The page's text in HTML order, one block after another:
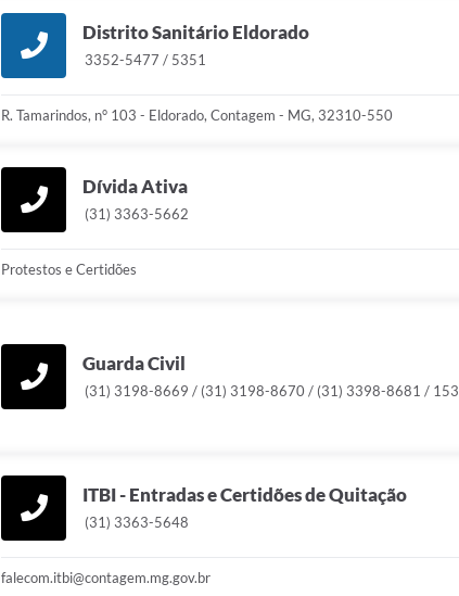
Distrito Sanitário Eldorado
3352-5477 / 5351
R. Tamarindos, n° 103 - Eldorado, Contagem - MG, 32310-550
Dívida Ativa
(31) 3363-5662
Protestos e Certidões
Guarda Civil
(31) 3198-8669 / (31) 3198-8670 / (31) 3398-8681 / 153
ITBI - Entradas e Certidões de Quitação
(31) 3363-5648
falecom.itbi@contagem.mg.gov.br